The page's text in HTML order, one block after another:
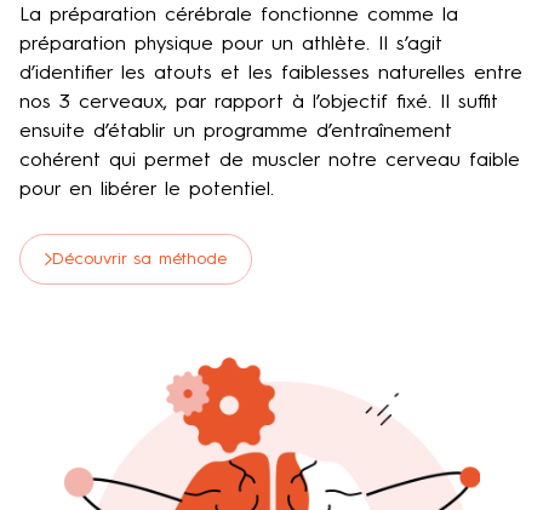
La préparation cérébrale fonctionne comme la
préparation physique pour un athlète. Il s’agit
d’identifier les atouts et les faiblesses naturelles entre
nos 3 cerveaux, par rapport à l’objectif fixé. Il suffit
ensuite d’établir un programme d’entraînement
cohérent qui permet de muscler notre cerveau faible
pour en libérer le potentiel.
Découvrir sa méthode